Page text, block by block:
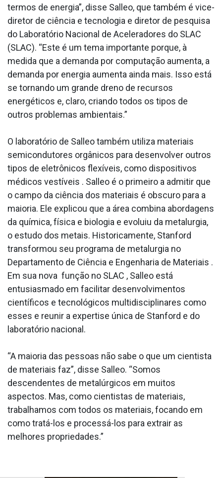
termos de energia”, disse Salleo, que também é vice-
diretor de ciência e tecnologia e diretor de pesquisa
do Laboratório Nacional de Aceleradores do SLAC
(SLAC). “Este é um tema importante porque, à
medida que a demanda por computação aumenta, a
demanda por energia aumenta ainda mais. Isso está
se tornando um grande dreno de recursos
energéticos e, claro, criando todos os tipos de
outros problemas ambientais.”
O laboratório de Salleo também utiliza materiais
semicondutores orgânicos para desenvolver outros
tipos de eletrônicos flexíveis, como dispositivos
médicos vestíveis . Salleo é o primeiro a admitir que
o campo da ciência dos materiais é obscuro para a
maioria. Ele explicou que a área combina abordagens
da química, física e biologia e evoluiu da metalurgia,
o estudo dos metais. Historicamente, Stanford
transformou seu programa de metalurgia no
Departamento de Ciência e Engenharia de Materiais .
Em sua nova função no SLAC , Salleo está
entusiasmado em facilitar desenvolvimentos
científicos e tecnológicos multidisciplinares como
esses e reunir a expertise única de Stanford e do
laboratório nacional.
“A maioria das pessoas não sabe o que um cientista
de materiais faz”, disse Salleo. “Somos
descendentes de metalúrgicos em muitos
aspectos. Mas, como cientistas de materiais,
trabalhamos com todos os materiais, focando em
como tratá-los e processá-los para extrair as
melhores propriedades.”